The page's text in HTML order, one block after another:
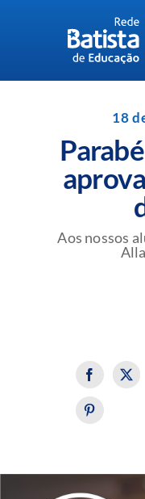
Perguntas
Blog da Rede
18
Aos nossos